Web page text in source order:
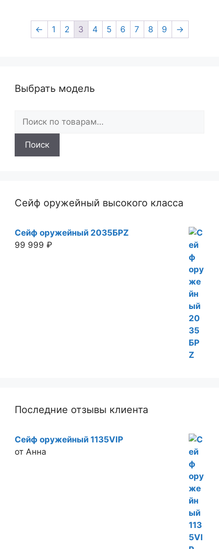
← 1 2 3 4 5 6 7 8 9 →
Выбрать модель
Искать:
Поиск
Сейф оружейный высокого класса
Сейф оружейный 2035БРZ
99 999 ₽
Последние отзывы клиента
Сейф оружейный 1135VIP
от Анна